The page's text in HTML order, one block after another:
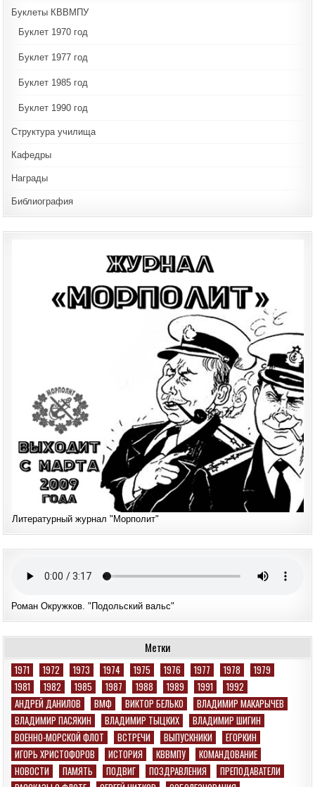
Буклеты КВВМПУ
Буклет 1970 год
Буклет 1977 год
Буклет 1985 год
Буклет 1990 год
Структура училища
Кафедры
Награды
Библиография
Литературный журнал "Морполит"
Роман Окружков. "Подольский вальс"
Метки
1971 1972 1973 1974 1975 1976 1977 1978
1979
1981
1982 1985 1987 1988 1989 1991
1992
АНДРЕЙ ДАНИЛОВ
ВМФ ВИКТОР БЕЛЬКО
ВЛАДИМИР МАКАРЫЧЕВ
ВЛАДИМИР ПАСЯКИН
ВЛАДИМИР ТЫЦКИХ
ВЛАДИМИР ШИГИН
ВОЕННО-МОРСКОЙ ФЛОТ
ВСТРЕЧИ ВЫПУСКНИКИ
ЕГОРКИН
ИГОРЬ ХРИСТОФОРОВ
ИСТОРИЯ КВВМПУ
КОМАНДОВАНИЕ
НОВОСТИ
ПАМЯТЬ ПОДВИГ ПОЗДРАВЛЕНИЯ
ПРЕПОДАВАТЕЛИ